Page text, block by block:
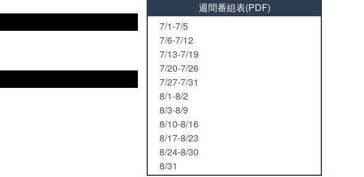
週間番組表(PDF)
7/1-7/5
7/6-7/12
7/13-7/19
7/20-7/26
7/27-7/31
8/1-8/2
8/3-8/9
8/10-8/16
8/17-8/23
8/24-8/30
8/31